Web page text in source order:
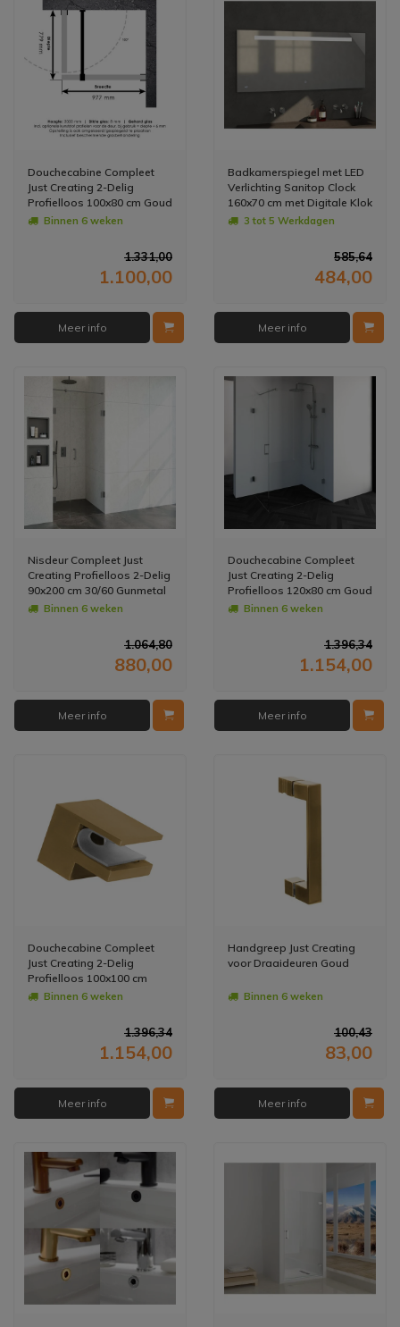
Douchecabine Compleet
Just Creating 2-Delig
Profielloos 100x80 cm Goud
Binnen 6 weken
1.331,00
1.100,00
Meer info
Badkamerspiegel met LED
Verlichting Sanitop Clock
160x70 cm met Digitale Klok
en Sensor
3 tot 5 Werkdagen
585,64
484,00
Meer info
Nisdeur Compleet Just
Creating Profielloos 2-Delig
90x200 cm 30/60 Gunmetal
Binnen 6 weken
1.064,80
880,00
Meer info
Douchecabine Compleet
Just Creating 2-Delig
Profielloos 120x80 cm Goud
Binnen 6 weken
1.396,34
1.154,00
Meer info
Douchecabine Compleet
Just Creating 2-Delig
Profielloos 100x100 cm
GoudBinnen 6 weken
1.396,34
1.154,00
Meer info
Handgreep Just Creating
voor Draaideuren Goud
Binnen 6 weken
100,43
83,00
Meer info